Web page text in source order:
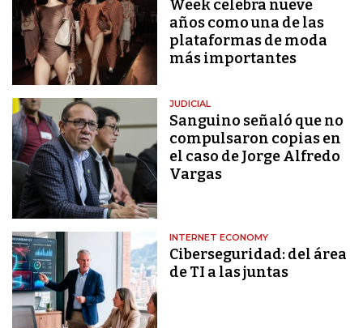
Week celebra nueve
años como una de las
plataformas de moda
más importantes
JUDICIAL
Sanguino señaló que no
compulsaron copias en
el caso de Jorge Alfredo
Vargas
INTERNET ECONOMY
Ciberseguridad: del área
de TI a las juntas